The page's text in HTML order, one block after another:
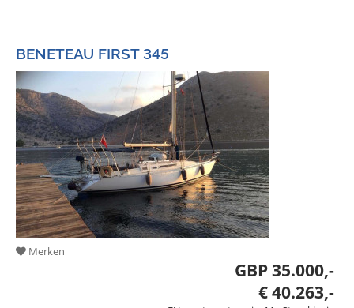
BENETEAU FIRST 345
Merken
GBP 35.000,-
€ 40.263,-